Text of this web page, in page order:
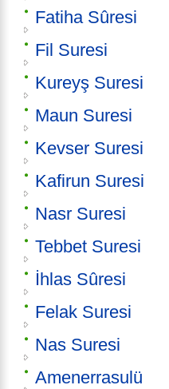
Fatiha Sûresi
Fil Suresi
Kureyş Suresi
Maun Suresi
Kevser Suresi
Kafirun Suresi
Nasr Suresi
Tebbet Suresi
İhlas Sûresi
Felak Suresi
Nas Suresi
Amenerrasulü